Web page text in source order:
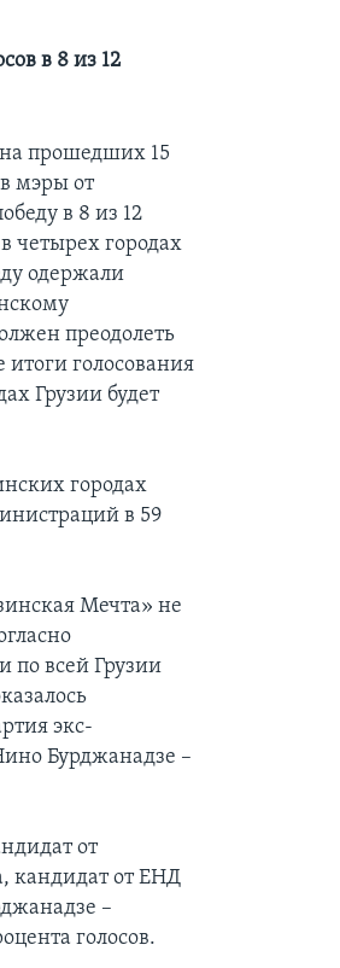
в 8 из 12
прошедших 15
мэры от
в 8 из 12
четырех городах
одержали
преодолеть
голосования
Грузии будет
городах
в 59
Мечта» не
по всей Грузии
экс-
Бурджанадзе –
от
кандидат от ЕНД
–
голосов.